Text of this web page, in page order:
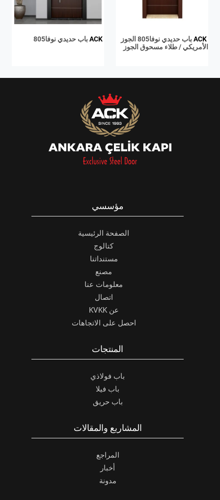
ACK
باب حديدي نوفا805 الجوز
الأمريكي / طلاء مسحوق الجوز
ACK
مؤسسي
الصفحة الرئيسية
كتالوج
مستنداتنا
مصنع
معلومات عنا
اتصال
عن KVKK
احصل على الاتجاهات
المنتجات
باب فولاذي
باب فيلا
باب حريق
المشاريع والمقالات
المراجع
أخبار
مدونة